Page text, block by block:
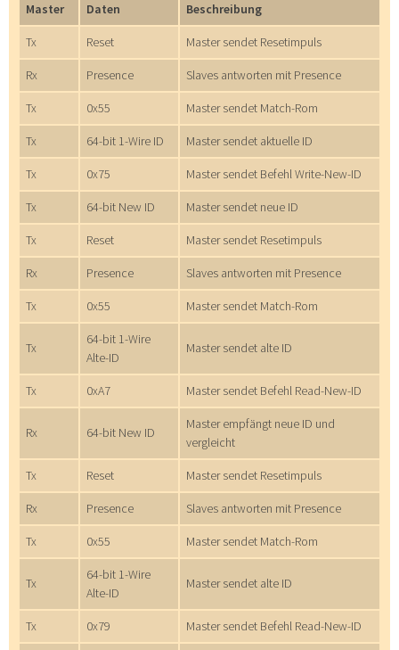
Master Daten Beschreibung
Tx Reset Master sendet Resetimpuls
Rx Presence Slaves antworten mit Presence
Tx 0x55 Master sendet Match-Rom
Tx 64-bit 1-Wire ID Master sendet aktuelle ID
Tx 0x75 Master sendet Befehl Write-New-ID
Tx 64-bit New ID Master sendet neue ID
Tx Reset Master sendet Resetimpuls
Rx Presence Slaves antworten mit Presence
Tx 0x55 Master sendet Match-Rom
Tx
64-bit 1-Wire
Alte-ID
Master sendet alte ID
Tx 0xA7 Master sendet Befehl Read-New-ID
Rx 64-bit New ID
Master empfängt neue ID und
vergleicht
Tx Reset Master sendet Resetimpuls
Rx Presence Slaves antworten mit Presence
Tx 0x55 Master sendet Match-Rom
Tx
64-bit 1-Wire
Alte-ID
Master sendet alte ID
Tx 0x79 Master sendet Befehl Read-New-ID